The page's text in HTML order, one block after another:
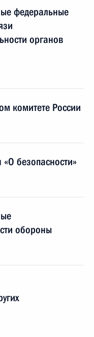
федеральные
органов
комитете России
безопасности»
обороны